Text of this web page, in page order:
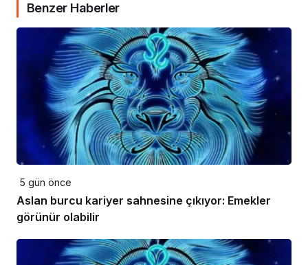
Benzer Haberler
5 gün önce
Aslan burcu kariyer sahnesine çıkıyor: Emekler
görünür olabilir